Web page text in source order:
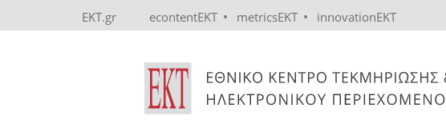
EKT.gr econtentEKT • metricsEKT • innovationEKT